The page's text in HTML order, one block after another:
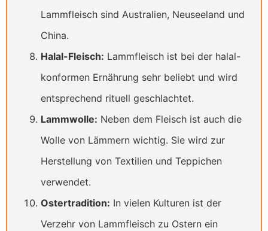
Lammfleisch sind Australien, Neuseeland und
China.
Halal-Fleisch: Lammfleisch ist bei der halal-
konformen Ernährung sehr beliebt und wird
entsprechend rituell geschlachtet.
Lammwolle: Neben dem Fleisch ist auch die
Wolle von Lämmern wichtig. Sie wird zur
Herstellung von Textilien und Teppichen
verwendet.
Ostertradition: In vielen Kulturen ist der
Verzehr von Lammfleisch zu Ostern ein